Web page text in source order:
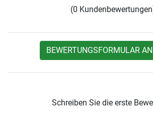
(0
BEWERTUNGSFORMULAR
Schreiben Sie die erste